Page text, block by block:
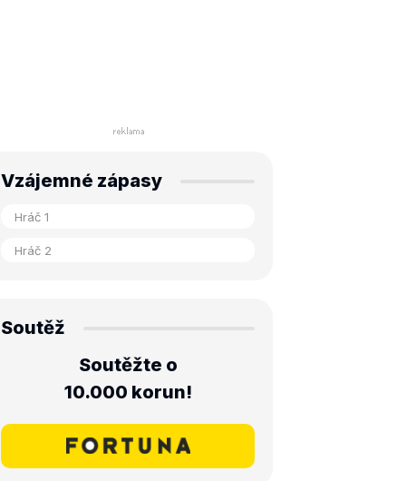
Vzájemné zápasy
Soutěž
Soutěžte o
10.000 korun!